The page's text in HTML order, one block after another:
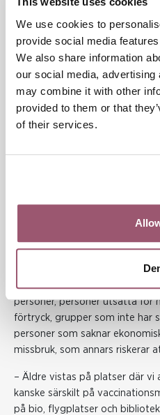
We use cookies to
provide social media
We also share information
our social media,
may combine it with other
provided to them or that
of their services.
men bara 20 procent av alla
äldreomsorg.
Mörkertalet är
möjlighet att
äldreomsorgen är
bara 20 procent av
Eva-Maria Ambesjö, utredare
telefonlinjer för stöd till
riktar sig till äldre. Hon
Hon beskriver vikten av att
personer, personer utsatta för
förtryck, grupper som inte har
personer som saknar
missbruk, som annars riskerar
– Äldre vistas på platser där vi
kanske särskilt på
på bio, flygplatser och